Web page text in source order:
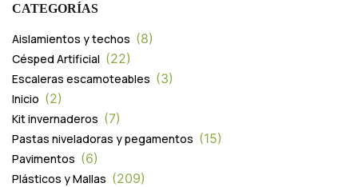
CATEGORÍAS
Aislamientos y techos 8
Césped Artificial 22
Escaleras escamoteables 3
Inicio 2
Kit invernaderos 7
Pastas niveladoras y pegamentos 15
Pavimentos 6
Plásticos y Mallas 209